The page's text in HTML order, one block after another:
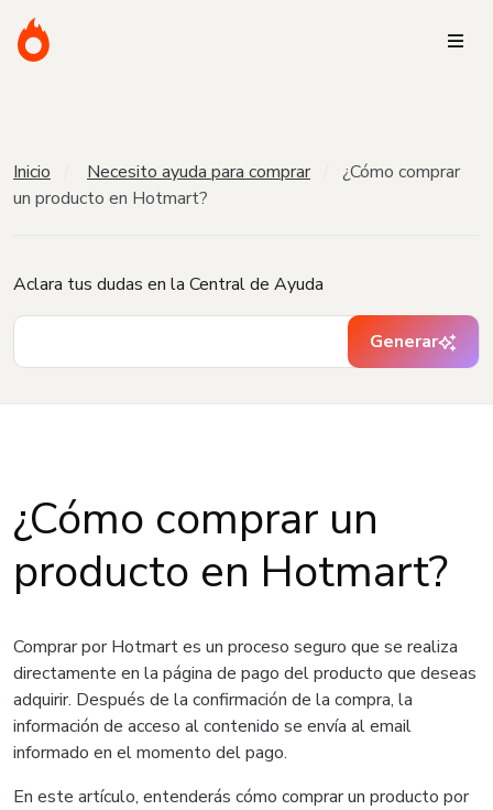
Inicio Necesito ayuda para comprar
¿Cómo comprar
un producto en Hotmart?
Aclara tus dudas en la Central de Ayuda
Generar
¿Cómo comprar un
producto en Hotmart?
Comprar por Hotmart es un proceso seguro que se realiza
directamente en la página de pago del producto que deseas
adquirir. Después de la confirmación de la compra, la
información de acceso al contenido se envía al email
informado en el momento del pago.
En este artículo, entenderás cómo comprar un producto por